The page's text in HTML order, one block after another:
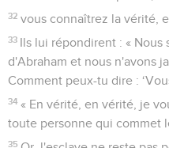
32 vous connaîtrez la vérité,
33 Ils lui répondirent : « Nous
d'Abraham et nous n'avons
Comment peux-tu dire :
34 « En vérité, en vérité, je
toute personne qui commet
35